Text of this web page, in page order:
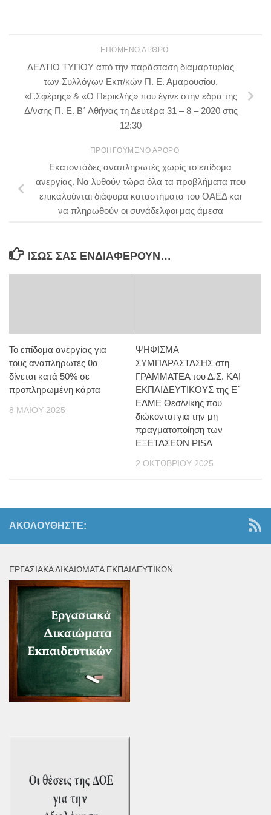
ΕΠΌΜΕΝΟ ΆΡΘΡΟ
ΔΕΛΤΙΟ ΤΥΠΟΥ από την παράσταση διαμαρτυρίας
των Συλλόγων Εκπ/κών Π. Ε. Αμαρουσίου,
«Γ.Σφέρης» & «Ο Περικλής» που έγινε στην έδρα της
Δ/νσης Π. Ε. Β΄ Αθήνας τη Δευτέρα 31 – 8 – 2020 στις
12:30
ΠΡΟΗΓΟΎΜΕΝΟ ΆΡΘΡΟ
Εκατοντάδες αναπληρωτές χωρίς το επίδομα
ανεργίας. Να λυθούν τώρα όλα τα προβλήματα που
επικαλούνται διάφορα καταστήματα του ΟΑΕΔ και
να πληρωθούν οι συνάδελφοι μας άμεσα
ΊΣΩΣ ΣΑΣ ΕΝΔΙΑΦΈΡΟΥΝ…
Το επίδομα ανεργίας για
τους αναπληρωτές θα
δίνεται κατά 50% σε
προπληρωμένη κάρτα
8 ΜΑΪ́ΟΥ 2025
ΨΗΦΙΣΜΑ
ΣΥΜΠΑΡΑΣΤΑΣΗΣ στη
ΓΡΑΜΜΑΤΕΑ του Δ.Σ. ΚΑΙ
ΕΚΠΑΙΔΕΥΤΙΚΟΥΣ της Ε΄
ΕΛΜΕ Θεσ/νίκης που
διώκονται για την μη
πραγματοποίηση των
ΕΞΕΤΑΣΕΩΝ PISA
2 ΟΚΤΩΒΡΊΟΥ 2025
ΑΚΟΛΟΥΘΉΣΤΕ:
ΕΡΓΑΣΙΑΚΆ ΔΙΚΑΙΏΜΑΤΑ ΕΚΠΑΙΔΕΥΤΙΚΏΝ